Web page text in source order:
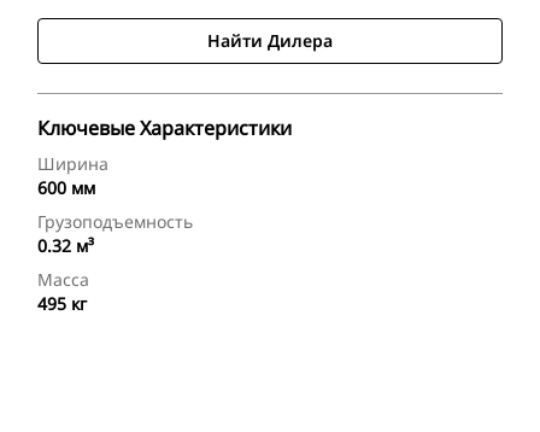
Найти Дилера
Ключевые Характеристики
Ширина
600 мм
Грузоподъемность
0.32 м³
Масса
495 кг